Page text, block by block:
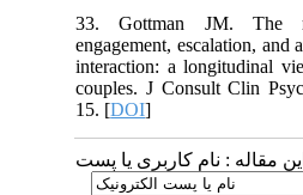
33. Gottman JM.
engagement, escalation,
interaction: a longitudinal
couples. J Consult Clin
15. [DOI
مقاله : نام کاربری یا پست